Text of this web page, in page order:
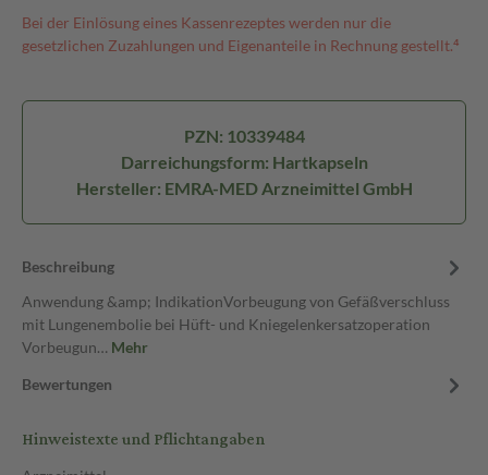
Bei der Einlösung eines Kassenrezeptes werden nur die
gesetzlichen Zuzahlungen und Eigenanteile in Rechnung gestellt.⁴
PZN: 10339484
Darreichungsform: Hartkapseln
Hersteller: EMRA-MED Arzneimittel GmbH
Beschreibung
Anwendung &amp; IndikationVorbeugung von Gefäßverschluss
mit Lungenembolie bei Hüft- und Kniegelenkersatzoperation
Vorbeugun… Mehr
Bewertungen
Hinweistexte und Pflichtangaben